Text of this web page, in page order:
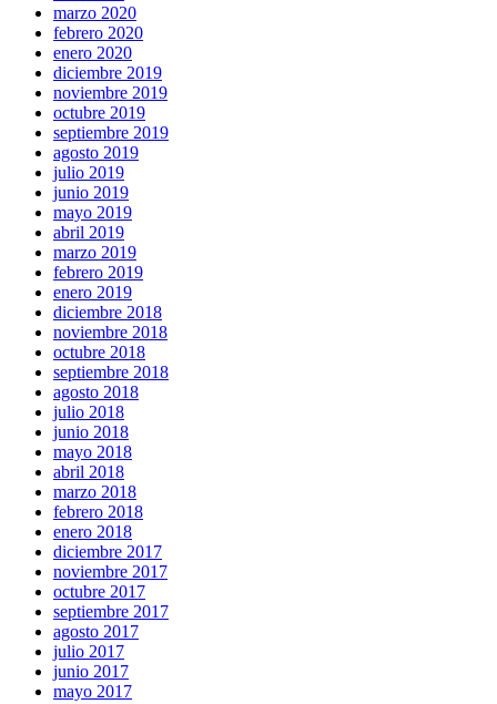
marzo 2020
febrero 2020
enero 2020
diciembre 2019
noviembre 2019
octubre 2019
septiembre 2019
agosto 2019
julio 2019
junio 2019
mayo 2019
abril 2019
marzo 2019
febrero 2019
enero 2019
diciembre 2018
noviembre 2018
octubre 2018
septiembre 2018
agosto 2018
julio 2018
junio 2018
mayo 2018
abril 2018
marzo 2018
febrero 2018
enero 2018
diciembre 2017
noviembre 2017
octubre 2017
septiembre 2017
agosto 2017
julio 2017
junio 2017
mayo 2017